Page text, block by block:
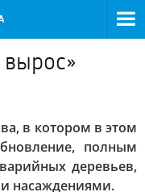
вырос»
в котором в этом
полным
деревьев,
насаждениями.